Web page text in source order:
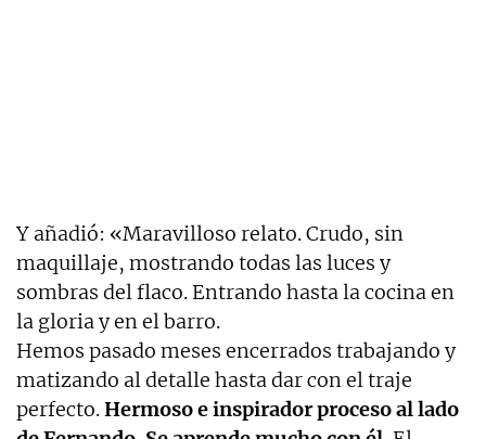
Y añadió: «Maravilloso relato. Crudo, sin
maquillaje, mostrando todas las luces y
sombras del flaco. Entrando hasta la cocina en
la gloria y en el barro.
Hemos pasado meses encerrados trabajando y
matizando al detalle hasta dar con el traje
perfecto.Hermoso e inspirador proceso al lado